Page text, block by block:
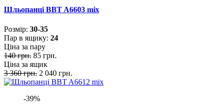
Шльопанці BBT A6603 mix
Розмiр: 30-35
Пар в ящику: 24
Ціна за пару
140 грн. 85 грн.
Ціна за ящик
3 360 грн. 2 040 грн.
-39%